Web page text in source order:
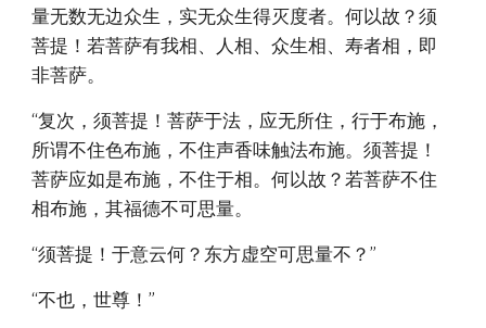
量无数无边众生，实无众生得灭度者。何以故？须
菩提！若菩萨有我相、人相、众生相、寿者相，即
非菩萨。
“复次，须菩提！菩萨于法，应无所住，行于布施，
所谓不住色布施，不住声香味触法布施。须菩提！
菩萨应如是布施，不住于相。何以故？若菩萨不住
相布施，其福德不可思量。
“须菩提！于意云何？东方虚空可思量不？”
“不也，世尊！”